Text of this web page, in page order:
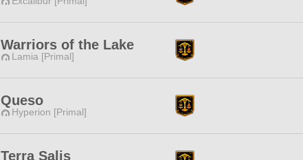
Warriors of the Lake
Lamia [Primal]
Queso
Hyperion [Primal]
Terra Salis